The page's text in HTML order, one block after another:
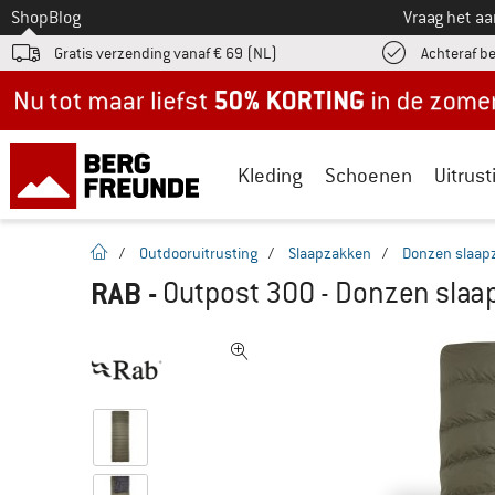
Naar
ShopBlog Vraag het
Gratis verzending vanaf € 69 (NL) Achteraf
Kleding Schoenen
Startpagina
/ Outdooruitrusting / Slaapzakken / Donzen
RAB - Outpost 300 - Donzen